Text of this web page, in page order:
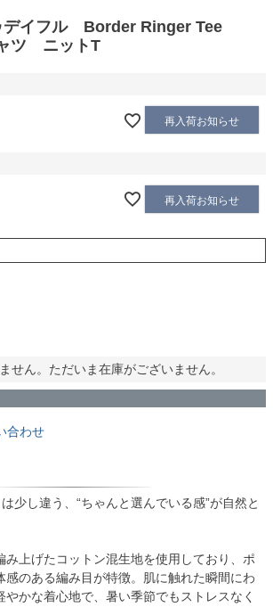
デイフル Border Ringer Tee
ツ ニットT
再入荷お知らせ
再入荷お知らせ
せん。ただいま在庫がございません。
合わせ
少し違う、“ちゃんと選んでいる感”が自然と
み上げたコットン混生地を使用しており、ポ
感のある編み目が特徴。肌に触れた瞬間にわ
かな着心地で、暑い季節でもストレスなく